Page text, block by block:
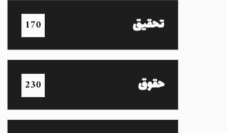
تحقيق 170
حقوق 230